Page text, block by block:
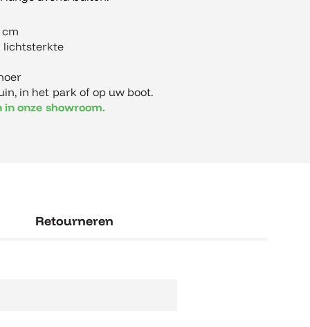
lichtsterkte
in het park of op uw boot.
onze showroom.
Retourneren